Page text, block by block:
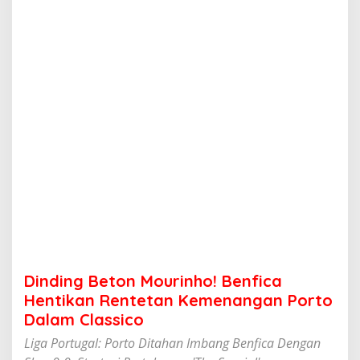
e
n
t
i
k
a
Dinding Beton Mourinho! Benfica
Hentikan Rentetan Kemenangan Porto
Dalam Classico
Liga Portugal: Porto Ditahan Imbang Benfica Dengan